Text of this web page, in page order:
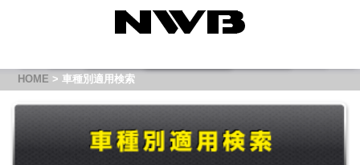
HOME > 車種別適用検索